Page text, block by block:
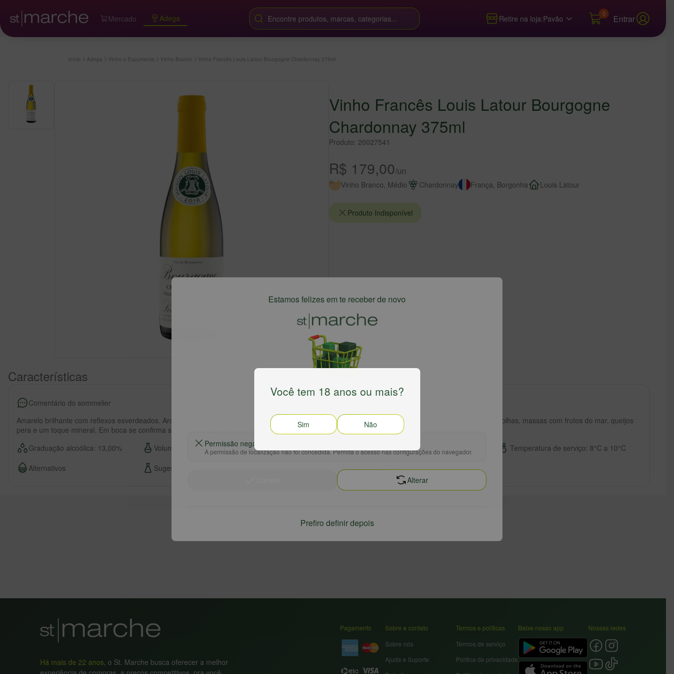
Mercado Adega Encontre produtos, marcas, categorias... Retire na loja:Pavão
0 Entrar
Início Adega Vinho e Espumante Vinho Branco Vinho Francês Louis Latour Bourgogne Chardonnay 375ml
Vinho Francês Louis Latour Bourgogne
Chardonnay 375ml
Produto: 20027541
R$ 179,00/un
Vinho Branco, Médio Chardonnay França, Borgonha Louis Latour
Produto Indisponível
Características
Comentário do sommelier
Amarelo brilhante com reflexos esverdeados. Aroma delicado e franco de flores brancas, ervas, frutas citricas, maça,
pera e um toque mineral. Em boca se confirma suas caracteriscas aromaticas
Peixes, frutos do mar, saladas de folhas, massas com frutos do mar, queijos
moles
Graduação alcoólica: 13,00%
Volume: 375 Envelhecimento: 10 meses em sur-lie em tanque de aço inox
Temperatura de serviço: 8°C a 10°C
Alternativos
Sugestão de decantação: NÃO Potencial de guarda: até 5 anos
Há mais de 22 anos, o St. Marche busca oferecer a melhor
Pagamento
Sobre e contato
Sobre nós
Ajuda e Suporte
Termos e políticas
Termos de serviço
Política de privacidade
Baixe nosso app Nossas redes
Estamos felizes em te receber de novo
Permissão negada
A permissão de localização não foi concedida. Permita o acesso nas configurações do navegador.
Alterar
Prefiro definir depois
Você tem 18 anos ou mais?
Sim Não